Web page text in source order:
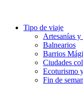
Tipo de viaje
Artesanías
Balnearios
Barrios
Ciudades
Ecoturismo
Fin de